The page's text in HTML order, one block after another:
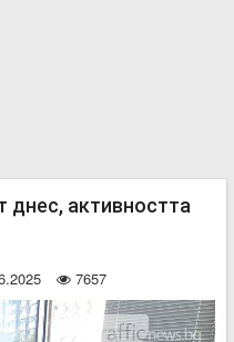
днес, активността
7657